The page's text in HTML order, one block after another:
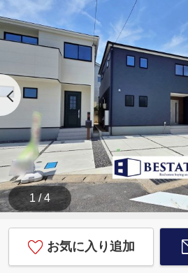
1 / 4
お気に入り追加